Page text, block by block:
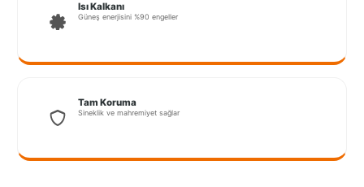
Isı Kalkanı
Güneş enerjisini %90 engeller
Tam Koruma
Sineklik ve mahremiyet sağlar
Manisa
Port